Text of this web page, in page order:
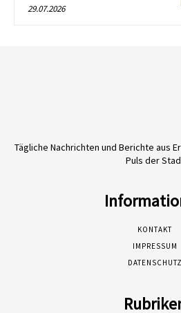
29.07.2026
Tägliche Nachrichten und Berichte aus
Puls der
KONTAKT
IMPRESSUM
DATENSCHUTZ